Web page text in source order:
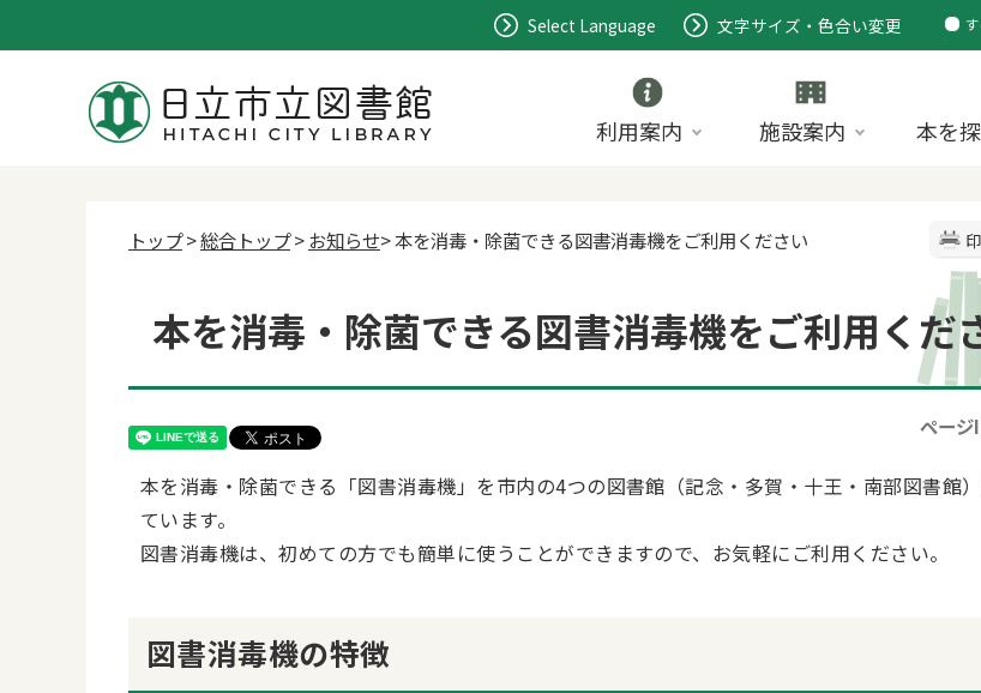
Select Language 文字サイズ・色合い変更
利用案内 施設案内 本を
トップ>総合トップ>お知らせ> 本を消毒・除菌できる図書消毒機をご利用ください
本を消毒・除菌できる図書消毒機をご利用くだ
ペー
本を消毒・除菌できる「図書消毒機」を市内の4つの図書館（記念・多賀・十王・南部図書館
ています。
図書消毒機は、初めての方でも簡単に使うことができますので、お気軽にご利用ください。
図書消毒機の特徴